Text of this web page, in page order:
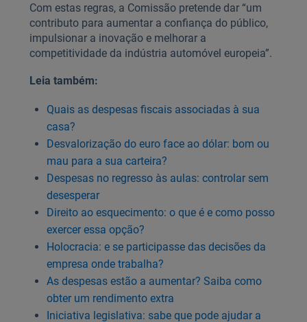
Com estas regras, a Comissão pretende dar “um
contributo para aumentar a confiança do público,
impulsionar a inovação e melhorar a
competitividade da indústria automóvel europeia”.
Leia também:
Quais as despesas fiscais associadas à sua
casa?
Desvalorização do euro face ao dólar: bom ou
mau para a sua carteira?
Despesas no regresso às aulas: controlar sem
desesperar
Direito ao esquecimento: o que é e como posso
exercer essa opção?
Holocracia: e se participasse das decisões da
empresa onde trabalha?
As despesas estão a aumentar? Saiba como
obter um rendimento extra
Iniciativa legislativa: sabe que pode ajudar a